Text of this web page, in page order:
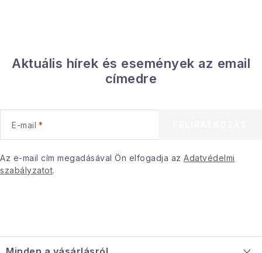
s
e
m
e
i
Aktuális hírek és események az email
címedre
E-mail
Az e-mail cím megadásával Ön elfogadja az Adatvédelmi
szabályzatot.
á